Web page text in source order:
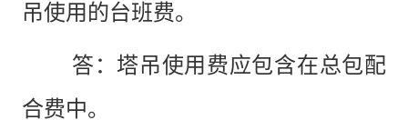
吊使用的台班费。
答：塔吊使用费应包含在总包配
合费中。